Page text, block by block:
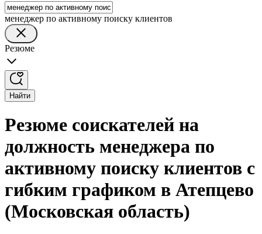
менеджер по активному поиску клиентов
Резюме
Найти
Резюме соискателей на
должность менеджера по
активному поиску клиентов с
гибким графиком в Атепцево
(Московская область)